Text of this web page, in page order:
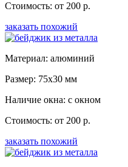
Стоимость: от 200 р.
заказать похожий
Материал: алюминий
Размер: 75x30 мм
Наличие окна: с окном
Стоимость: от 200 р.
заказать похожий